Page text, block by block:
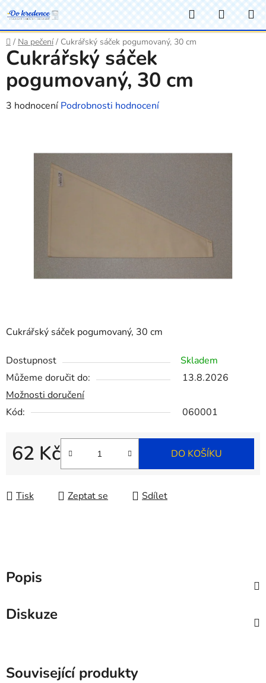
Přejít
na
obsah
Hledat
KOŠÍK
Domů
/ Na pečení / Cukrářský sáček pogumovaný, 30 cm
Cukrářský sáček pogumovaný, 30 cm
Dostupnost
Skladem
Můžeme doručit do:
13.8.2026
Možnosti doručení
Kód:
060001
62 Kč
Měrná cena:
DO KOŠÍKU
Tisk Zeptat se Sdílet
Cukrářský sáček
pogumovaný, 30 cm
Průměrné
3 hodnocení Podrobnosti hodnocení
Popis
Diskuze
Související produkty